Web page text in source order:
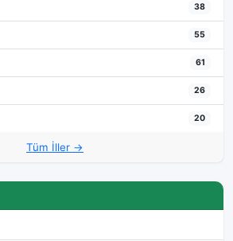
38
55
61
26
20
Tüm İller →